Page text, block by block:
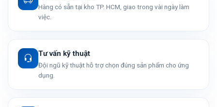
Hàng có sẵn tại kho TP. HCM, giao trong vài ngày làm
việc.
Tư vấn kỹ thuật
Đội ngũ kỹ thuật hỗ trợ chọn đúng sản phẩm cho ứng
dụng.